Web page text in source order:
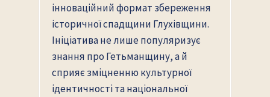
інноваційний формат збереження
історичної спадщини Глухівщини.
Ініціатива не лише популяризує
знання про Гетьманщину, а й
сприяє зміцненню культурної
ідентичності та національної